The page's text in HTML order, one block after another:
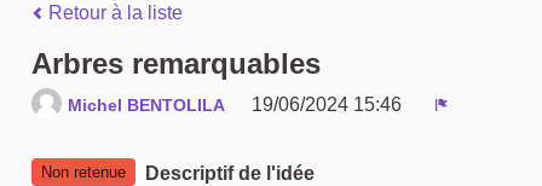
Retour à la liste
Arbres remarquables
Michel BENTOLILA
19/06/2024 15:46
Non retenue
Descriptif de l'idée